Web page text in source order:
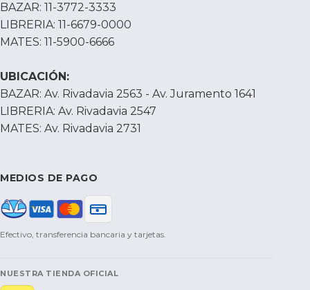
BAZAR: 11-3772-3333
LIBRERIA: 11-6679-0000
MATES: 11-5900-6666
UBICACIÓN:
BAZAR: Av. Rivadavia 2563 - Av. Juramento 1641
LIBRERIA: Av. Rivadavia 2547
MATES: Av. Rivadavia 2731
MEDIOS DE PAGO
Efectivo, transferencia bancaria y tarjetas.
NUESTRA TIENDA OFICIAL